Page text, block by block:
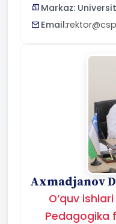
Markaz:
Email:
Axmadjanov
O‘quv
Pedagogika